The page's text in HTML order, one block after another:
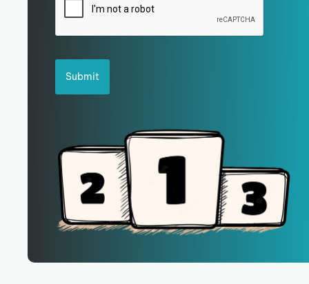
Submit